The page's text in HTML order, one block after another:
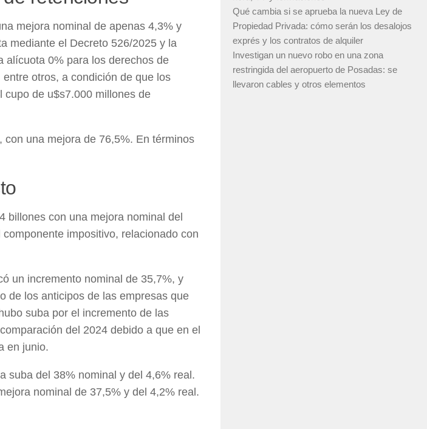
mejora nominal de apenas 4,3% y
mediante el Decreto 526/2025 y la
alícuota 0% para los derechos de
otros, a condición de que los
cupo de u$s7.000 millones de
una mejora de 76,5%. En términos
billones con una mejora nominal del
impositivo, relacionado con
un incremento nominal de 35,7%, y
de los anticipos de las empresas que
suba por el incremento de las
del 2024 debido a que en el
en junio.
suba del 38% nominal y del 4,6% real.
nominal de 37,5% y del 4,2% real.
Qué cambia si se aprueba la nueva Ley de
Propiedad Privada: cómo serán los desalojos
exprés y los contratos de alquiler
Investigan un nuevo robo en una zona
restringida del aeropuerto de Posadas: se
llevaron cables y otros elementos